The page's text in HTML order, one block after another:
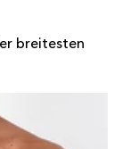
breitesten